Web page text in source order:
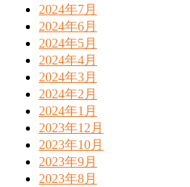
2024年7月
2024年6月
2024年5月
2024年4月
2024年3月
2024年2月
2024年1月
2023年12月
2023年10月
2023年9月
2023年8月